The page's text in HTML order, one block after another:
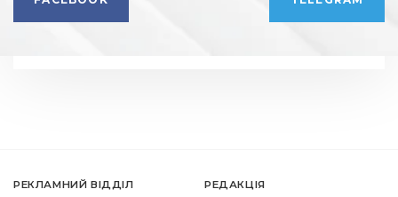
РЕКЛАМНИЙ ВІДДІЛ РЕДАКЦІЯ